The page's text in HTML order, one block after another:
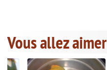
Vous allez aimer